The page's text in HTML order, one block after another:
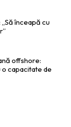
înceapă cu
offshore:
o capacitate de